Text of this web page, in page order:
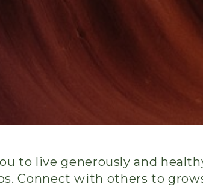
to live generously and
Connect with others to